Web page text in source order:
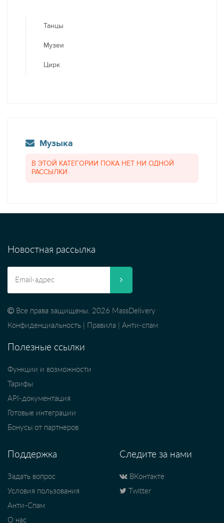
Танцы
Музеи
Цирк
Музыка
В ЭТОЙ КАТЕГОРИИ ПОКА НЕТ НИ ОДНОЙ
РАССЫЛКИ
Новостная рассылка
Все права защищены. 2026 MassDelivery
Конфиденциальность
Правила Анти-спам
Полезные ссылки
Функции и возможности
Тарифы
API-документация
Готовые интеграции
Бонусы от партнеров
Поддержка
Задать вопрос
Условия пользования
Анти-Спам
О нас
Следите за нами
ВКонтакте
Twitter